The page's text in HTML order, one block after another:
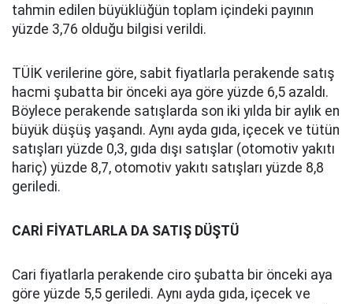
tahmin edilen büyüklüğün toplam içindeki payının
yüzde 3,76 olduğu bilgisi verildi.
TÜİK verilerine göre, sabit fiyatlarla perakende satış
hacmi şubatta bir önceki aya göre yüzde 6,5 azaldı.
Böylece perakende satışlarda son iki yılda bir aylık en
büyük düşüş yaşandı. Aynı ayda gıda, içecek ve tütün
satışları yüzde 0,3, gıda dışı satışlar (otomotiv yakıtı
hariç) yüzde 8,7, otomotiv yakıtı satışları yüzde 8,8
geriledi.
CARİ FİYATLARLA DA SATIŞ DÜŞTÜ
Cari fiyatlarla perakende ciro şubatta bir önceki aya
göre yüzde 5,5 geriledi. Aynı ayda gıda, içecek ve